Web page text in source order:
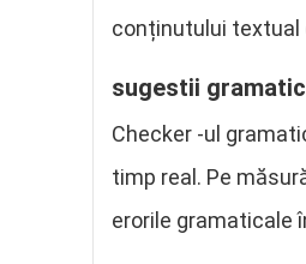
conținutului textual
sugestii
Checker -ul
timp real. Pe
erorile gramaticale